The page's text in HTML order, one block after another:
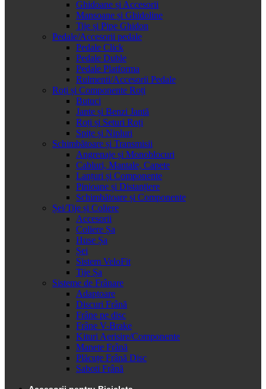
Ghidoane și Accesorii
Mansoane și Ghidoline
Tije și Pipe Ghidon
Pedale/Accesorii pedale
Pedale Click
Pedale Duble
Pedale Platforma
Rulmenti/Accesorii Pedale
Roți și Componente Roți
Butuci
Jante și Benzi Jantă
Roți și Seturi Roți
Spițe și Nipluri
Schimbătoare și Transmisii
Angrenaje și Monoblocuri
Cabluri, Mantale, Capete
Lanțuri și Componente
Pinioane și Distanțiere
Schimbătoare și Componente
Șei/Tije și Coliere
Accesorii
Coliere Șa
Huse Șa
Șei
Sistem VeloFit
Tije Șa
Sisteme de Frânare
Adaptoare
Discuri Frână
Frâne pe disc
Frâne V-Brake
Kituri Aerisire/Componente
Manete Frână
Plăcuțe Frână Disc
Saboti Frână